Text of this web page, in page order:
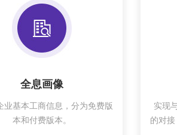
全息画像
业基本工商信息，分为免费版
本和付费版本。
实现
的对